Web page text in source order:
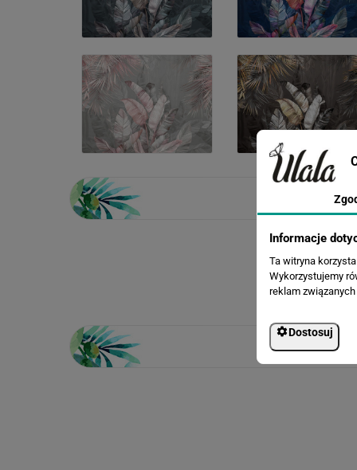
Informacje
Ta witryna
Wykorzystujemy
reklam
Dostosuj